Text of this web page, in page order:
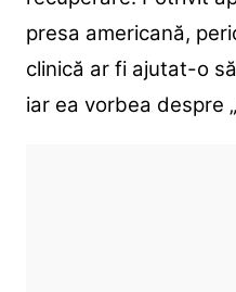
presa americană,
clinică ar fi ajutat-o
iar ea vorbea despre